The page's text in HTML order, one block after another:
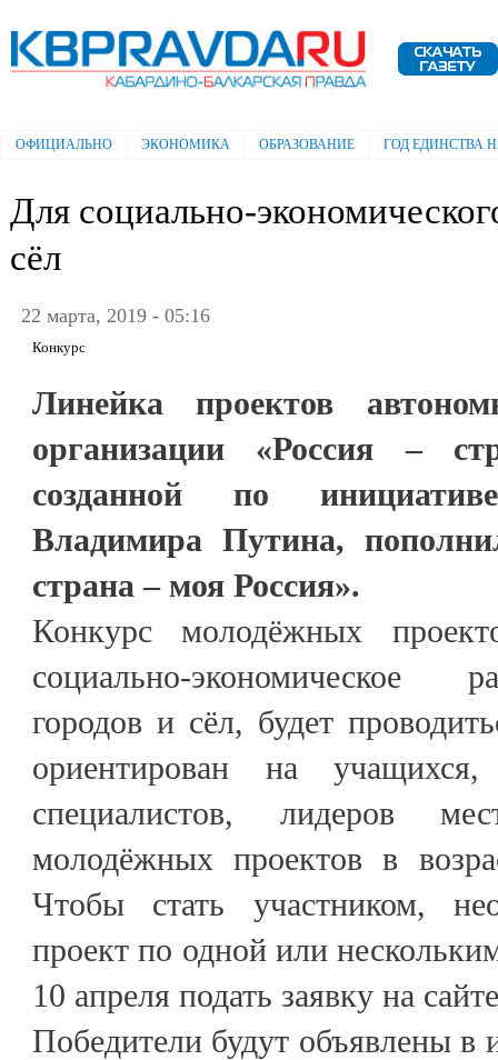
Электронная газета "Кабардино-
Балкарская правда"
Главное меню
ОФИЦИАЛЬНО ЭКОНОМИКА ОБРАЗОВАНИЕ ГОД ЕДИНСТВА
Для социально-
сёл
22 марта, 2019 - 05:16
Конкурс
Линейка проектов
организации «Россия –
созданной по
Владимира Путина,
страна – моя Россия».
Конкурс молодёжных
социально-экономическое
городов и сёл, будет
ориентирован на
специалистов, лидеров
молодёжных проектов в
Чтобы стать участником,
проект по одной или
10 апреля подать заявку на
Победители будут объявлены в